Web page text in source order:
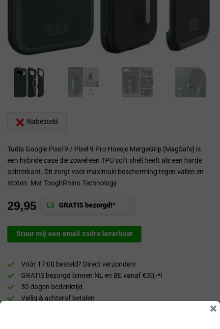
Nabesteld
Tudia Google Pixel 9 / Pixel 9 Pro Hoesje MergeGrip [MagSafe] is
een hybride case die zowel een TPU soft shell heeft als een harde
achterkant. Dit zorgt voor maximale bescherming tegen vallen en
stoten. Met ToughRhino Technology.
GRATIS bezorgd!*
29,95
Stuur mij een email zodra leverbaar
Vóór 17:00 besteld? Direct verzonden!
GRATIS bezorgd binnen NL en BE vanaf €30,-*!
30 dagen bedenktijd
Veilig & achteraf betalen
×